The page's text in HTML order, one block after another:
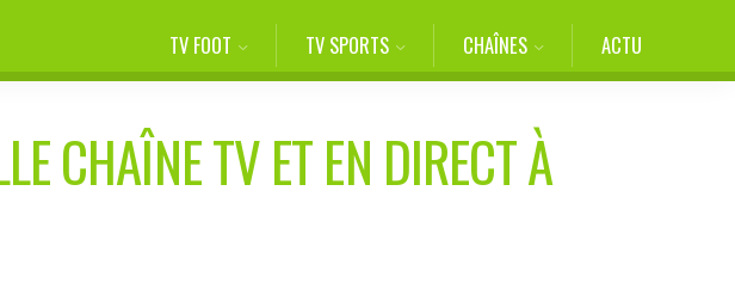
TV FOOT TV SPORTS CHAÎNES ACTU
CHAÎNE TV ET EN DIRECT À